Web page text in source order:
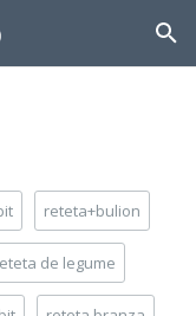
reteta+bulion
de legume